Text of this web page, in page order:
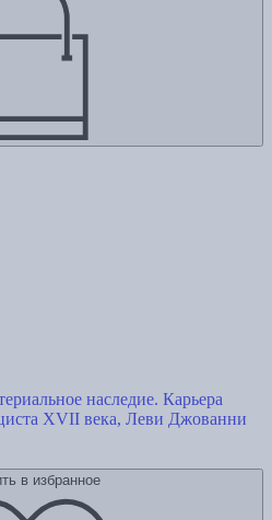
наследие. Карьера
XVII века, Леви Джованни
в избранное